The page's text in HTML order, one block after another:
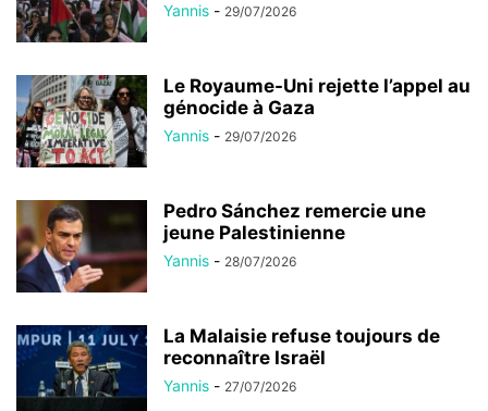
Yannis - 29/07/2026
Le Royaume-Uni rejette l’appel au
génocide à Gaza
Yannis - 29/07/2026
Pedro Sánchez remercie une
jeune Palestinienne
Yannis - 28/07/2026
La Malaisie refuse toujours de
reconnaître Israël
Yannis - 27/07/2026